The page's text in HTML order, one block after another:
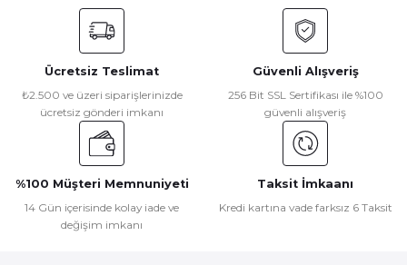
konularda yetersiz gördüğünüz noktaları öneri formunu
kullanarak tarafımıza iletebilirsiniz.
Görüş ve önerileriniz için teşekkür ederiz.
Ürün resmi kalitesiz, bozuk veya görüntülenemiyor.
Ürün açıklamasında eksik bilgiler bulunuyor.
Ürün bilgilerinde hatalar bulunuyor.
Ürün fiyatı diğer sitelerden daha pahalı.
Ücretsiz Teslimat
₺2.500 ve üzeri siparişlerinizde
ücretsiz gönderi imkanı
Güvenli Alışveriş
256 Bit SSL Sertifikası ile %100
güvenli alışveriş
%100 Müşteri Memnuniyeti
14 Gün içerisinde kolay iade ve
değişim imkanı
Taksit İmkaanı
Kredi kartına vade farksız 6 Taksit